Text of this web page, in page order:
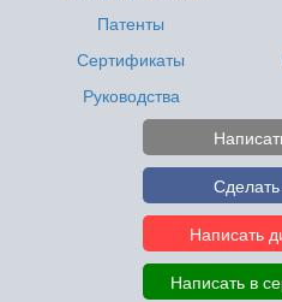
Патенты
Сертификаты
Руководства
Сделать
Написать
Написать в